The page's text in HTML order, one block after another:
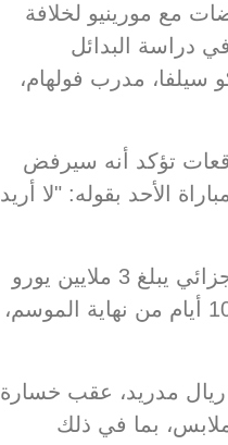
مع مورينيو لخلافة
دراسة البدائل
سيلفا، مدرب فولهام،
تؤكد أنه سيرفض
الأحد بقوله: "لا أريد
ويحتوي العقد الحالي للمدرب مع بنفيكا على شرط جزائي يبلغ 3 ملايين يورو
صافي، أو 6 ملايين يورو إجمالي، يمكن تفعيله خلال 10 أيام من نهاية الموسم،
مدريد، عقب خسارة
بما في ذلك